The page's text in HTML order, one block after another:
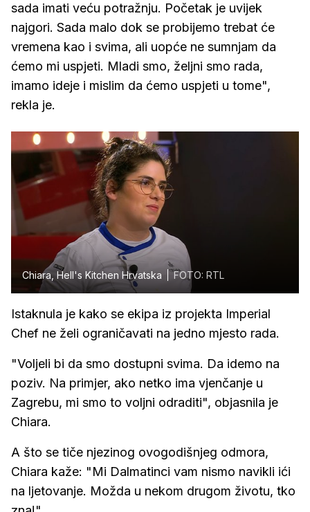
sada imati veću potražnju. Početak je uvijek
najgori. Sada malo dok se probijemo trebat će
vremena kao i svima, ali uopće ne sumnjam da
ćemo mi uspjeti. Mladi smo, željni smo rada,
imamo ideje i mislim da ćemo uspjeti u tome",
rekla je.
Chiara, Hell's Kitchen Hrvatska FOTO: RTL
Istaknula je kako se ekipa iz projekta Imperial
Chef ne želi ograničavati na jedno mjesto rada.
"Voljeli bi da smo dostupni svima. Da idemo na
poziv. Na primjer, ako netko ima vjenčanje u
Zagrebu, mi smo to voljni odraditi", objasnila je
Chiara.
A što se tiče njezinog ovogodišnjeg odmora,
Chiara kaže: "Mi Dalmatinci vam nismo navikli ići
na ljetovanje. Možda u nekom drugom životu, tko